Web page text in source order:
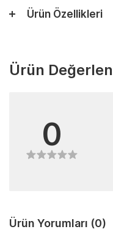
Ürün Özellikleri
Ürün
0
Ürün Yorumları (0)